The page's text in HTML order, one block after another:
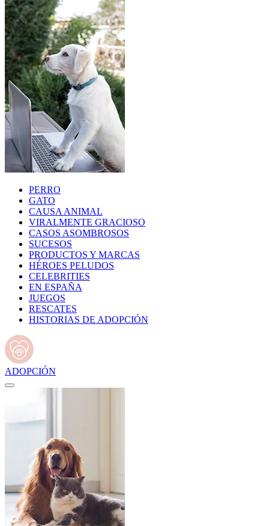
PERRO
GATO
CAUSA ANIMAL
VIRALMENTE GRACIOSO
CASOS ASOMBROSOS
SUCESOS
PRODUCTOS Y MARCAS
HÉROES PELUDOS
CELEBRITIES
EN ESPAÑA
JUEGOS
RESCATES
HISTORIAS DE ADOPCIÓN
ADOPCIÓN